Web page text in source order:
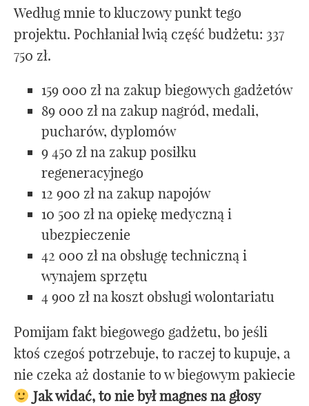
Według mnie to kluczowy punkt tego
projektu. Pochłaniał lwią część budżetu: 337
750 zł.
159 000 zł na zakup biegowych gadżetów
89 000 zł na zakup nagród, medali,
pucharów, dyplomów
9 450 zł na zakup posiłku
regeneracyjnego
12 900 zł na zakup napojów
10 500 zł na opiekę medyczną i
ubezpieczenie
42 000 zł na obsługę techniczną i
wynajem sprzętu
4 900 zł na koszt obsługi wolontariatu
Pomijam fakt biegowego gadżetu, bo jeśli
ktoś czegoś potrzebuje, to raczej to kupuje, a
nie czeka aż dostanie to w biegowym pakiecie
Jak widać, to nie był magnes na głosy